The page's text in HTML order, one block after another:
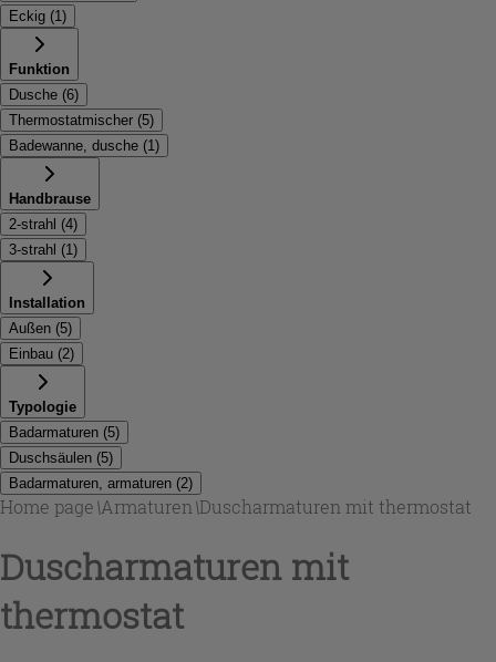
Eckig (1)
Funktion
Dusche (6)
Thermostatmischer (5)
Badewanne, dusche (1)
Handbrause
2-strahl (4)
3-strahl (1)
Installation
Außen (5)
Einbau (2)
Typologie
Badarmaturen (5)
Duschsäulen (5)
Badarmaturen, armaturen (2)
Home page\Armaturen \Duscharmaturen mit thermostat
Duscharmaturen mit
thermostat